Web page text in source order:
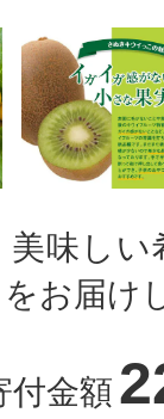
味しい
お届け
付金額